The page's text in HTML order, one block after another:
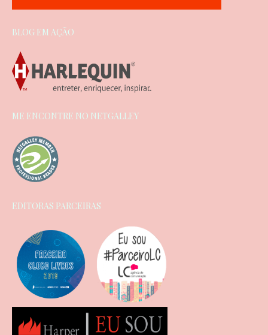
BLOG EM AÇÃO
ME ENCONTRE NO NETGALLEY
EDITORAS PARCEIRAS